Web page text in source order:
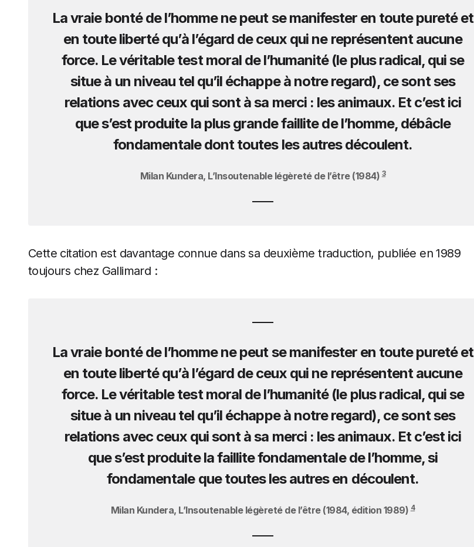
La vraie bonté de l’homme ne peut se manifester en toute pureté et
en toute liberté qu’à l’égard de ceux qui ne représentent aucune
force. Le véritable test moral de l’humanité (le plus radical, qui se
situe à un niveau tel qu’il échappe à notre regard), ce sont ses
relations avec ceux qui sont à sa merci : les animaux. Et c’est ici
que s’est produite la plus grande faillite de l’homme, débâcle
fondamentale dont toutes les autres découlent.
Milan Kundera, L’Insoutenable légèreté de l’être (1984)3
Cette citation est davantage connue dans sa deuxième traduction, publiée en 1989
toujours chez Gallimard :
La vraie bonté de l’homme ne peut se manifester en toute pureté et
en toute liberté qu’à l’égard de ceux qui ne représentent aucune
force. Le véritable test moral de l’humanité (le plus radical, qui se
situe à un niveau tel qu’il échappe à notre regard), ce sont ses
relations avec ceux qui sont à sa merci : les animaux. Et c’est ici
que s’est produite la faillite fondamentale de l’homme, si
fondamentale que toutes les autres en découlent.
Milan Kundera, L’Insoutenable légèreté de l’être (1984, édition 1989)4